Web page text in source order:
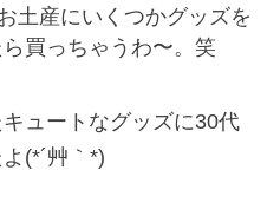
土産にいくつかグッズを
買っちゃうわ〜。笑
ュートなグッズに30代
(*´艸｀*)